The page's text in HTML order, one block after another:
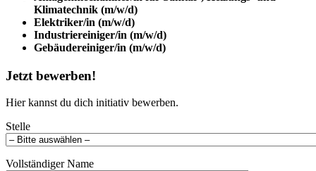
Klimatechnik (m/w/d)
Elektriker/in (m/w/d)
Industriereiniger/in (m/w/d)
Gebäudereiniger/in (m/w/d)
Jetzt bewerben!
Hier kannst du dich initiativ bewerben.
Stelle
Vollständiger Name